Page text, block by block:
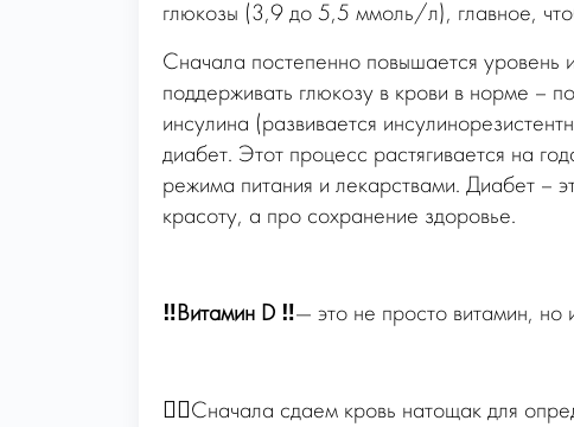
глюкозы (3,9 до 5,5 ммоль/л), главное,
Сначала постепенно повышается уровень
поддерживать глюкозу в крови в норме –
инсулина (развивается
диабет. Этот процесс растягивается на
режима питания и лекарствами. Диабет –
красоту, а про сохранение здоровье.
‼️Витамин D ‼️— это не просто витамин, но
☝🏻Сначала сдаем кровь натощак для